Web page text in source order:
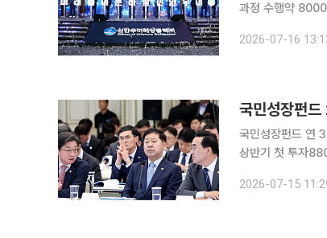
과정 수행약 8000억
2026-07-16
국민성장펀
국민성장펀드 연
상반기 첫 투자8800억원
운용사와 초장기
2026-07-15